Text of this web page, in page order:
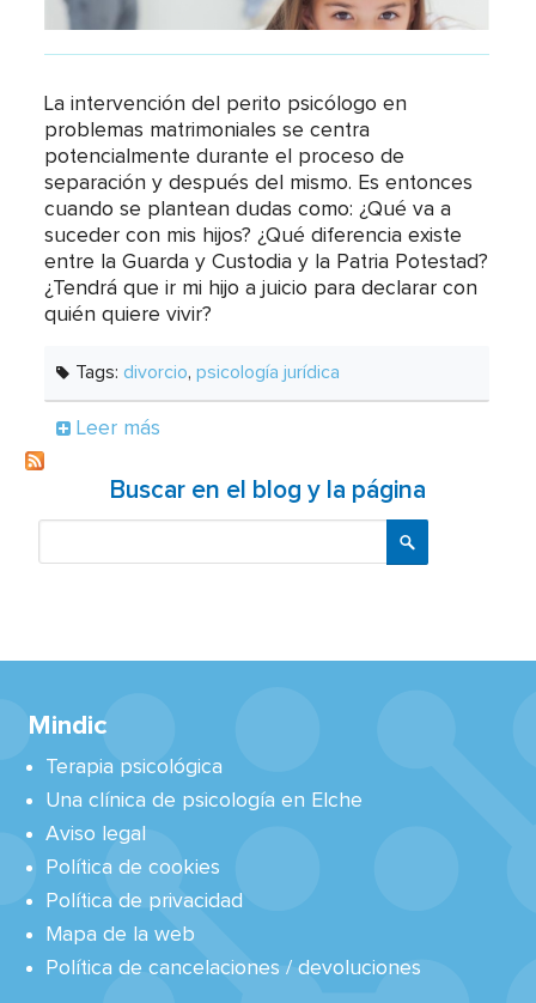
La intervención del perito psicólogo en
problemas matrimoniales se centra
potencialmente durante el proceso de
separación y después del mismo. Es entonces
cuando se plantean dudas como: ¿Qué va a
suceder con mis hijos? ¿Qué diferencia existe
entre la Guarda y Custodia y la Patria Potestad?
¿Tendrá que ir mi hijo a juicio para declarar con
quién quiere vivir?
Tags:divorcio,psicología jurídica
Leer más
Buscar en el blog y la página
Mindic
Terapia psicológica
Una clínica de psicología en Elche
Aviso legal
Política de cookies
Política de privacidad
Mapa de la web
Política de cancelaciones / devoluciones